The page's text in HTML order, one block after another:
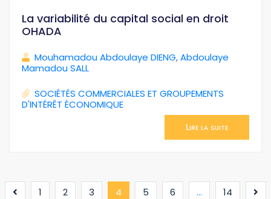
La variabilité du capital social en droit
OHADA
Mouhamadou Abdoulaye DIENG,Abdoulaye
Mamadou SALL
SOCIÉTÉS COMMERCIALES ET GROUPEMENTS
D'INTÉRÊT ÉCONOMIQUE
Lire la suite
1 2 3 4 (current)
5 6 ... 14